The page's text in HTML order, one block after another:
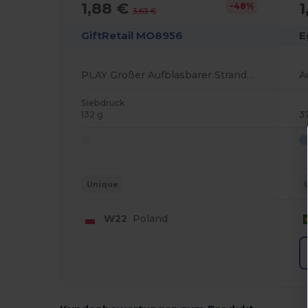
1,88 €3,63 € -48%
GiftRetail MO8956
PLAY Großer Aufblasbarer Strandball für Sommer Spaß
Siebdruck
132 g
Unique
W22 Poland